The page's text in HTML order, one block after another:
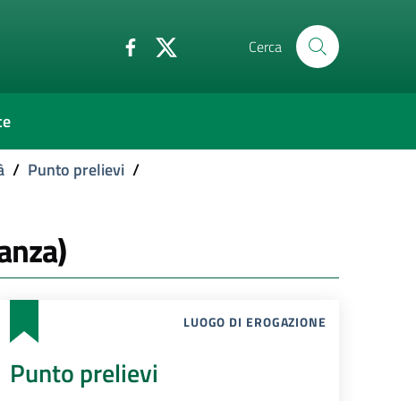
Cerca
/ Punto prelievi /
LUOGO DI EROGAZIONE
Punto prelievi